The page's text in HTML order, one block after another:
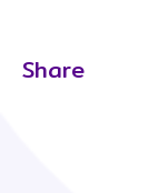
Share